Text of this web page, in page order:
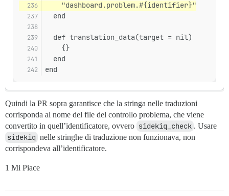
    "dashboard.problem.#{identifier}"
  end
  def translation_data(target = nil)
    {}
  end
end
Quindi la PR sopra garantisce che la stringa nelle traduzioni
corrisponda al nome del file del controllo problema, che viene
convertito in quell’identificatore, ovvero sidekiq_check . Usare
sidekiq nelle stringhe di traduzione non funzionava, non
corrispondeva all’identificatore.
1 Mi Piace